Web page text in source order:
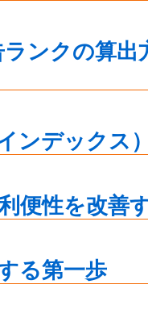
ンクの算出
ンデックス
便性を改善
る第一歩